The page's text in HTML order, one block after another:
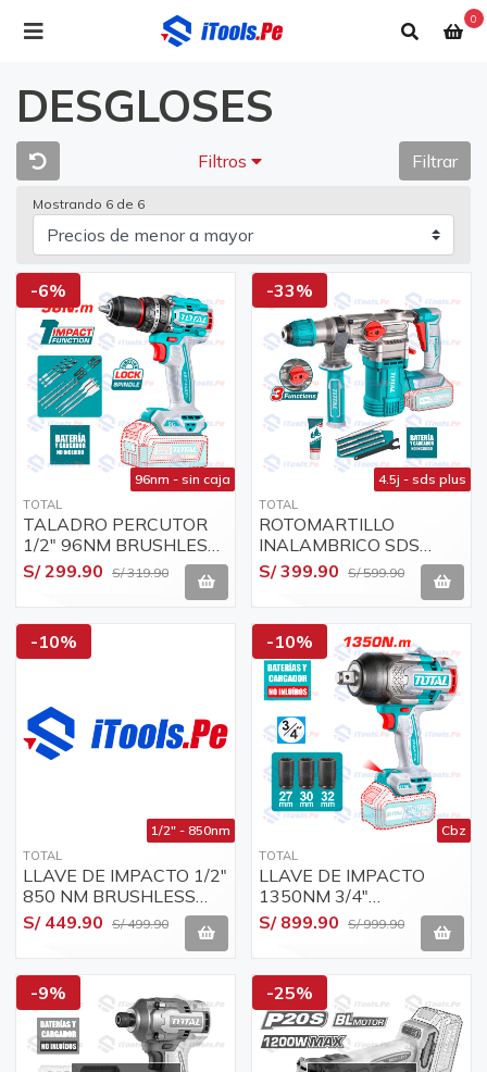
0
DESGLOSES
Filtros Filtrar
Mostrando 6 de 6
-6%
96nm - sin caja
TOTAL
TALADRO PERCUTOR
1/2" 96NM BRUSHLESS
BARETOOLS TOTAL (SIN
CAJA) - TIDLI209681-
S/ 299.90 S/ 319.90
-33%
4.5j - sds plus
TOTAL
ROTOMARTILLO
INALAMBRICO SDS
PLUS 4.5J BRUSHLESS
BARETOOLS TOTAL (SIN
CAJA) - TRHLI20288-
CBZ
S/ 399.90 S/ 599.90
-10%
1/2" - 850nm
TOTAL
LLAVE DE IMPACTO 1/2"
850 NM BRUSHLESS
CABEZAL S/ CAJA
TOTAL
S/ 449.90 S/ 499.90
-10%
Cbz
TOTAL
LLAVE DE IMPACTO
1350NM 3/4"
BRUSHLESS CABEZAL
S/CAJA - TIWLI201351-
S/ 899.90 S/ 999.90
-9% -25%